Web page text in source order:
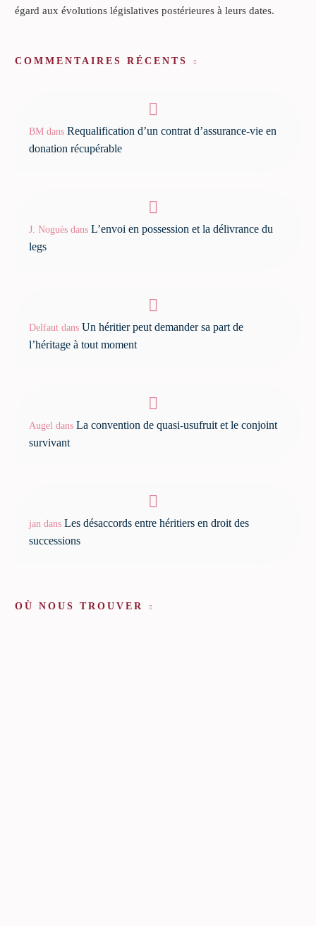
égard aux évolutions législatives postérieures à leurs dates.
COMMENTAIRES RÉCENTS
BM dans Requalification d’un contrat d’assurance-vie en
donation récupérable
J. Noguès dans L’envoi en possession et la délivrance du
legs
Delfaut dans Un héritier peut demander sa part de
l’héritage à tout moment
Augel dans La convention de quasi-usufruit et le conjoint
survivant
jan dans Les désaccords entre héritiers en droit des
successions
OÙ NOUS TROUVER